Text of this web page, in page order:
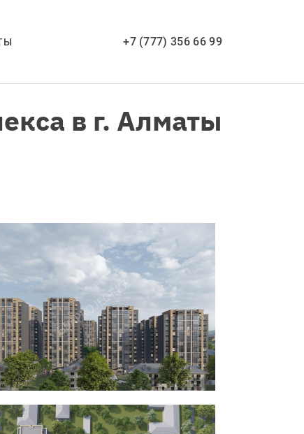
+7 (777) 356 66 99
в г. Алматы